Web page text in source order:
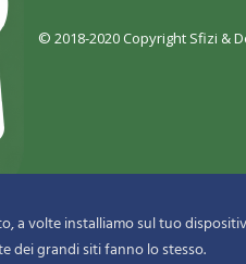
© 2018-2020 Copyright Sfizi &
a volte installiamo sul tuo
dei grandi siti fanno lo stesso.